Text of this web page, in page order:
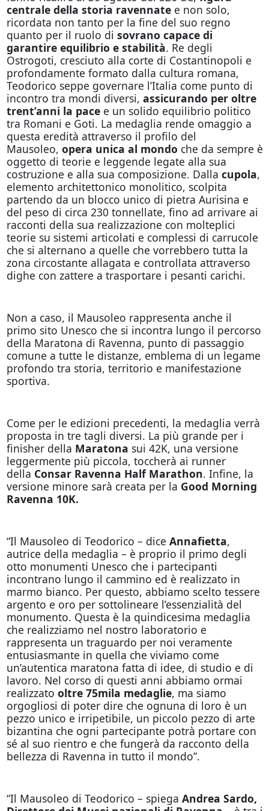
centrale della storia ravennatee non solo,
ricordata non tanto per la fine del suo regno
quanto per il ruolo di sovrano capace di
garantire equilibrio e stabilità. Re degli
Ostrogoti, cresciuto alla corte di Costantinopoli e
profondamente formato dalla cultura romana,
Teodorico seppe governare l’Italia come punto di
incontro tra mondi diversi, assicurando per oltre
trent’anni la pacee un solido equilibrio politico
tra Romani e Goti. La medaglia rende omaggio a
questa eredità attraverso il profilo del
Mausoleo, opera unica al mondo che da sempre è
oggetto di teorie e leggende legate alla sua
costruzione e alla sua composizione. Dalla cupola,
elemento architettonico monolitico, scolpita
partendo da un blocco unico di pietra Aurisina e
del peso di circa 230 tonnellate, fino ad arrivare ai
racconti della sua realizzazione con molteplici
teorie su sistemi articolati e complessi di carrucole
che si alternano a quelle che vorrebbero tutta la
zona circostante allagata e controllata attraverso
dighe con zattere a trasportare i pesanti carichi.
Non a caso, il Mausoleo rappresenta anche il
primo sito Unesco che si incontra lungo il percorso
della Maratona di Ravenna, punto di passaggio
comune a tutte le distanze, emblema di un legame
profondo tra storia, territorio e manifestazione
sportiva.
Come per le edizioni precedenti, la medaglia verrà
proposta in tre tagli diversi. La più grande per i
finisher della Maratona sui 42K, una versione
leggermente più piccola, toccherà ai runner
della Consar Ravenna Half Marathon. Infine, la
versione minore sarà creata per la Good Morning
Ravenna 10K.
“Il Mausoleo di Teodorico – dice Annafietta,
autrice della medaglia – è proprio il primo degli
otto monumenti Unesco che i partecipanti
incontrano lungo il cammino ed è realizzato in
marmo bianco. Per questo, abbiamo scelto tessere
argento e oro per sottolineare l’essenzialità del
monumento. Questa è la quindicesima medaglia
che realizziamo nel nostro laboratorio e
rappresenta un traguardo per noi veramente
entusiasmante in quella che viviamo come
un’autentica maratona fatta di idee, di studio e di
lavoro. Nel corso di questi anni abbiamo ormai
realizzato oltre 75mila medaglie, ma siamo
orgogliosi di poter dire che ognuna di loro è un
pezzo unico e irripetibile, un piccolo pezzo di arte
bizantina che ogni partecipante potrà portare con
sé al suo rientro e che fungerà da racconto della
bellezza di Ravenna in tutto il mondo”.
“Il Mausoleo di Teodorico – spiega Andrea Sardo,